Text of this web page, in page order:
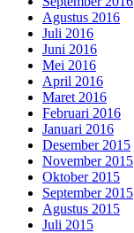
Agustus 2016
Juli 2016
Juni 2016
Mei 2016
April 2016
Maret 2016
Februari 2016
Januari 2016
Desember 2015
November 2015
Oktober 2015
September 2015
Agustus 2015
Juli 2015